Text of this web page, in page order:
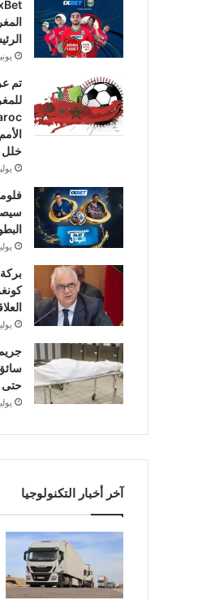
يونيو
تم
خلل
يوليو 8,
يوليو 3,
يوليو 1,
حتى
يوليو 1,
آخر أخبار التكنولوجيا